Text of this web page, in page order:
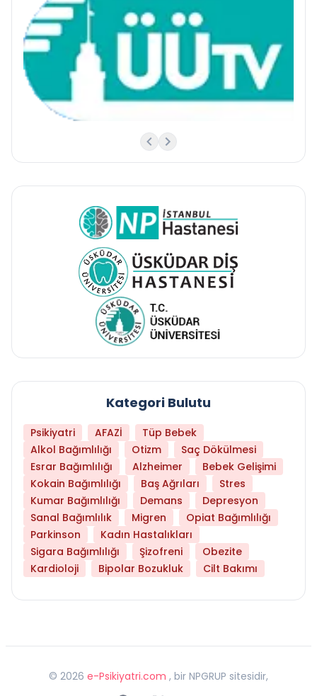
Kategori Bulutu
Psikiyatri AFAZİ
Tüp Bebek
Alkol Bağımlılığı
Otizm
Saç Dökülmesi
Esrar Bağımlılığı
Alzheimer
Bebek Gelişimi
Kokain Bağımlılığı
Baş Ağrıları
Stres
Kumar Bağımlılığı
Demans
Depresyon
Sanal Bağımlılık
Migren
Opiat Bağımlılığı
Parkinson
Kadın Hastalıkları
Sigara Bağımlılığı
Şizofreni
Obezite
Kardioloji
Bipolar Bozukluk Cilt Bakımı
© 2026 e-Psikiyatri.com , bir NPGRUP sitesidir,